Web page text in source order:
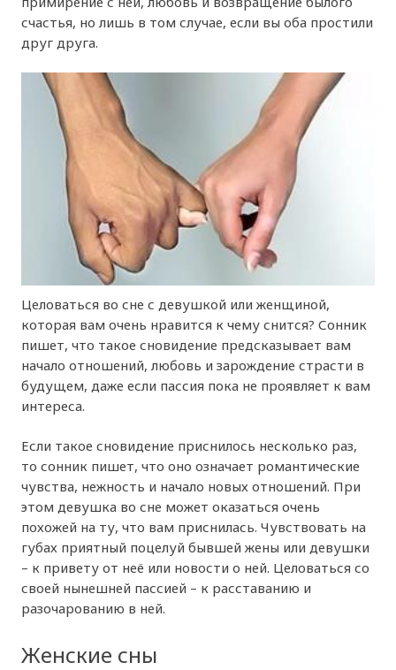
счастья, но лишь в том случае, если вы оба простили
друг друга.
Целоваться во сне с девушкой или женщиной,
которая вам очень нравится к чему снится? Сонник
пишет, что такое сновидение предсказывает вам
начало отношений, любовь и зарождение страсти в
будущем, даже если пассия пока не проявляет к вам
интереса.
Если такое сновидение приснилось несколько раз,
то сонник пишет, что оно означает романтические
чувства, нежность и начало новых отношений. При
этом девушка во сне может оказаться очень
похожей на ту, что вам приснилась. Чувствовать на
губах приятный поцелуй бывшей жены или девушки
– к привету от неё или новости о ней. Целоваться со
своей нынешней пассией – к расставанию и
разочарованию в ней.
Женские сны